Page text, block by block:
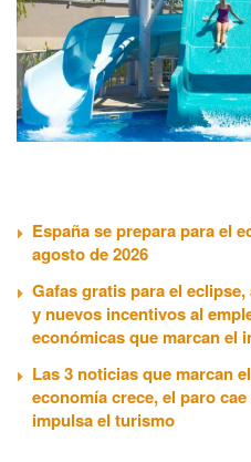
España se prepara para el
agosto de 2026
Gafas gratis para el
y nuevos incentivos al
económicas que marcan el
Las 3 noticias que marcan
economía crece, el paro
impulsa el turismo